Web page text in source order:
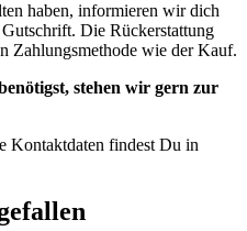
haben, informieren wir dich
Die Rückerstattung
Zahlungsmethode wie der Kauf.
stehen wir gern zur
Kontaktdaten findest Du in